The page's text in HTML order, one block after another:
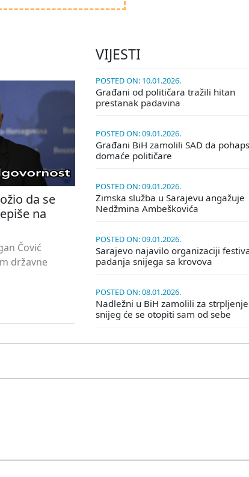
da se
na
Čović
državne
VIJESTI
POSTED ON: 10.01.2026.
Građani od političara tražili hitan
prestanak padavina
POSTED ON: 09.01.2026.
Građani BiH zamolili SAD da
domaće političare
POSTED ON: 09.01.2026.
Zimska služba u Sarajevu angažuje
Nedžmina Ambeškovića
POSTED ON: 09.01.2026.
Sarajevo najavilo organizaciji
padanja snijega sa krovova
POSTED ON: 08.01.2026.
Nadležni u BiH zamolili za
snijeg će se otopiti sam od sebe